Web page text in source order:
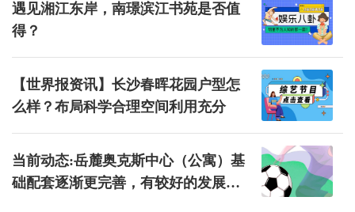
遇见湘江东岸，南璟滨江书苑是否值
得？
【世界报资讯】长沙春晖花园户型怎
么样？布局科学合理空间利用充分
当前动态:岳麓奥克斯中心（公寓）基
础配套逐渐更完善，有较好的发展预